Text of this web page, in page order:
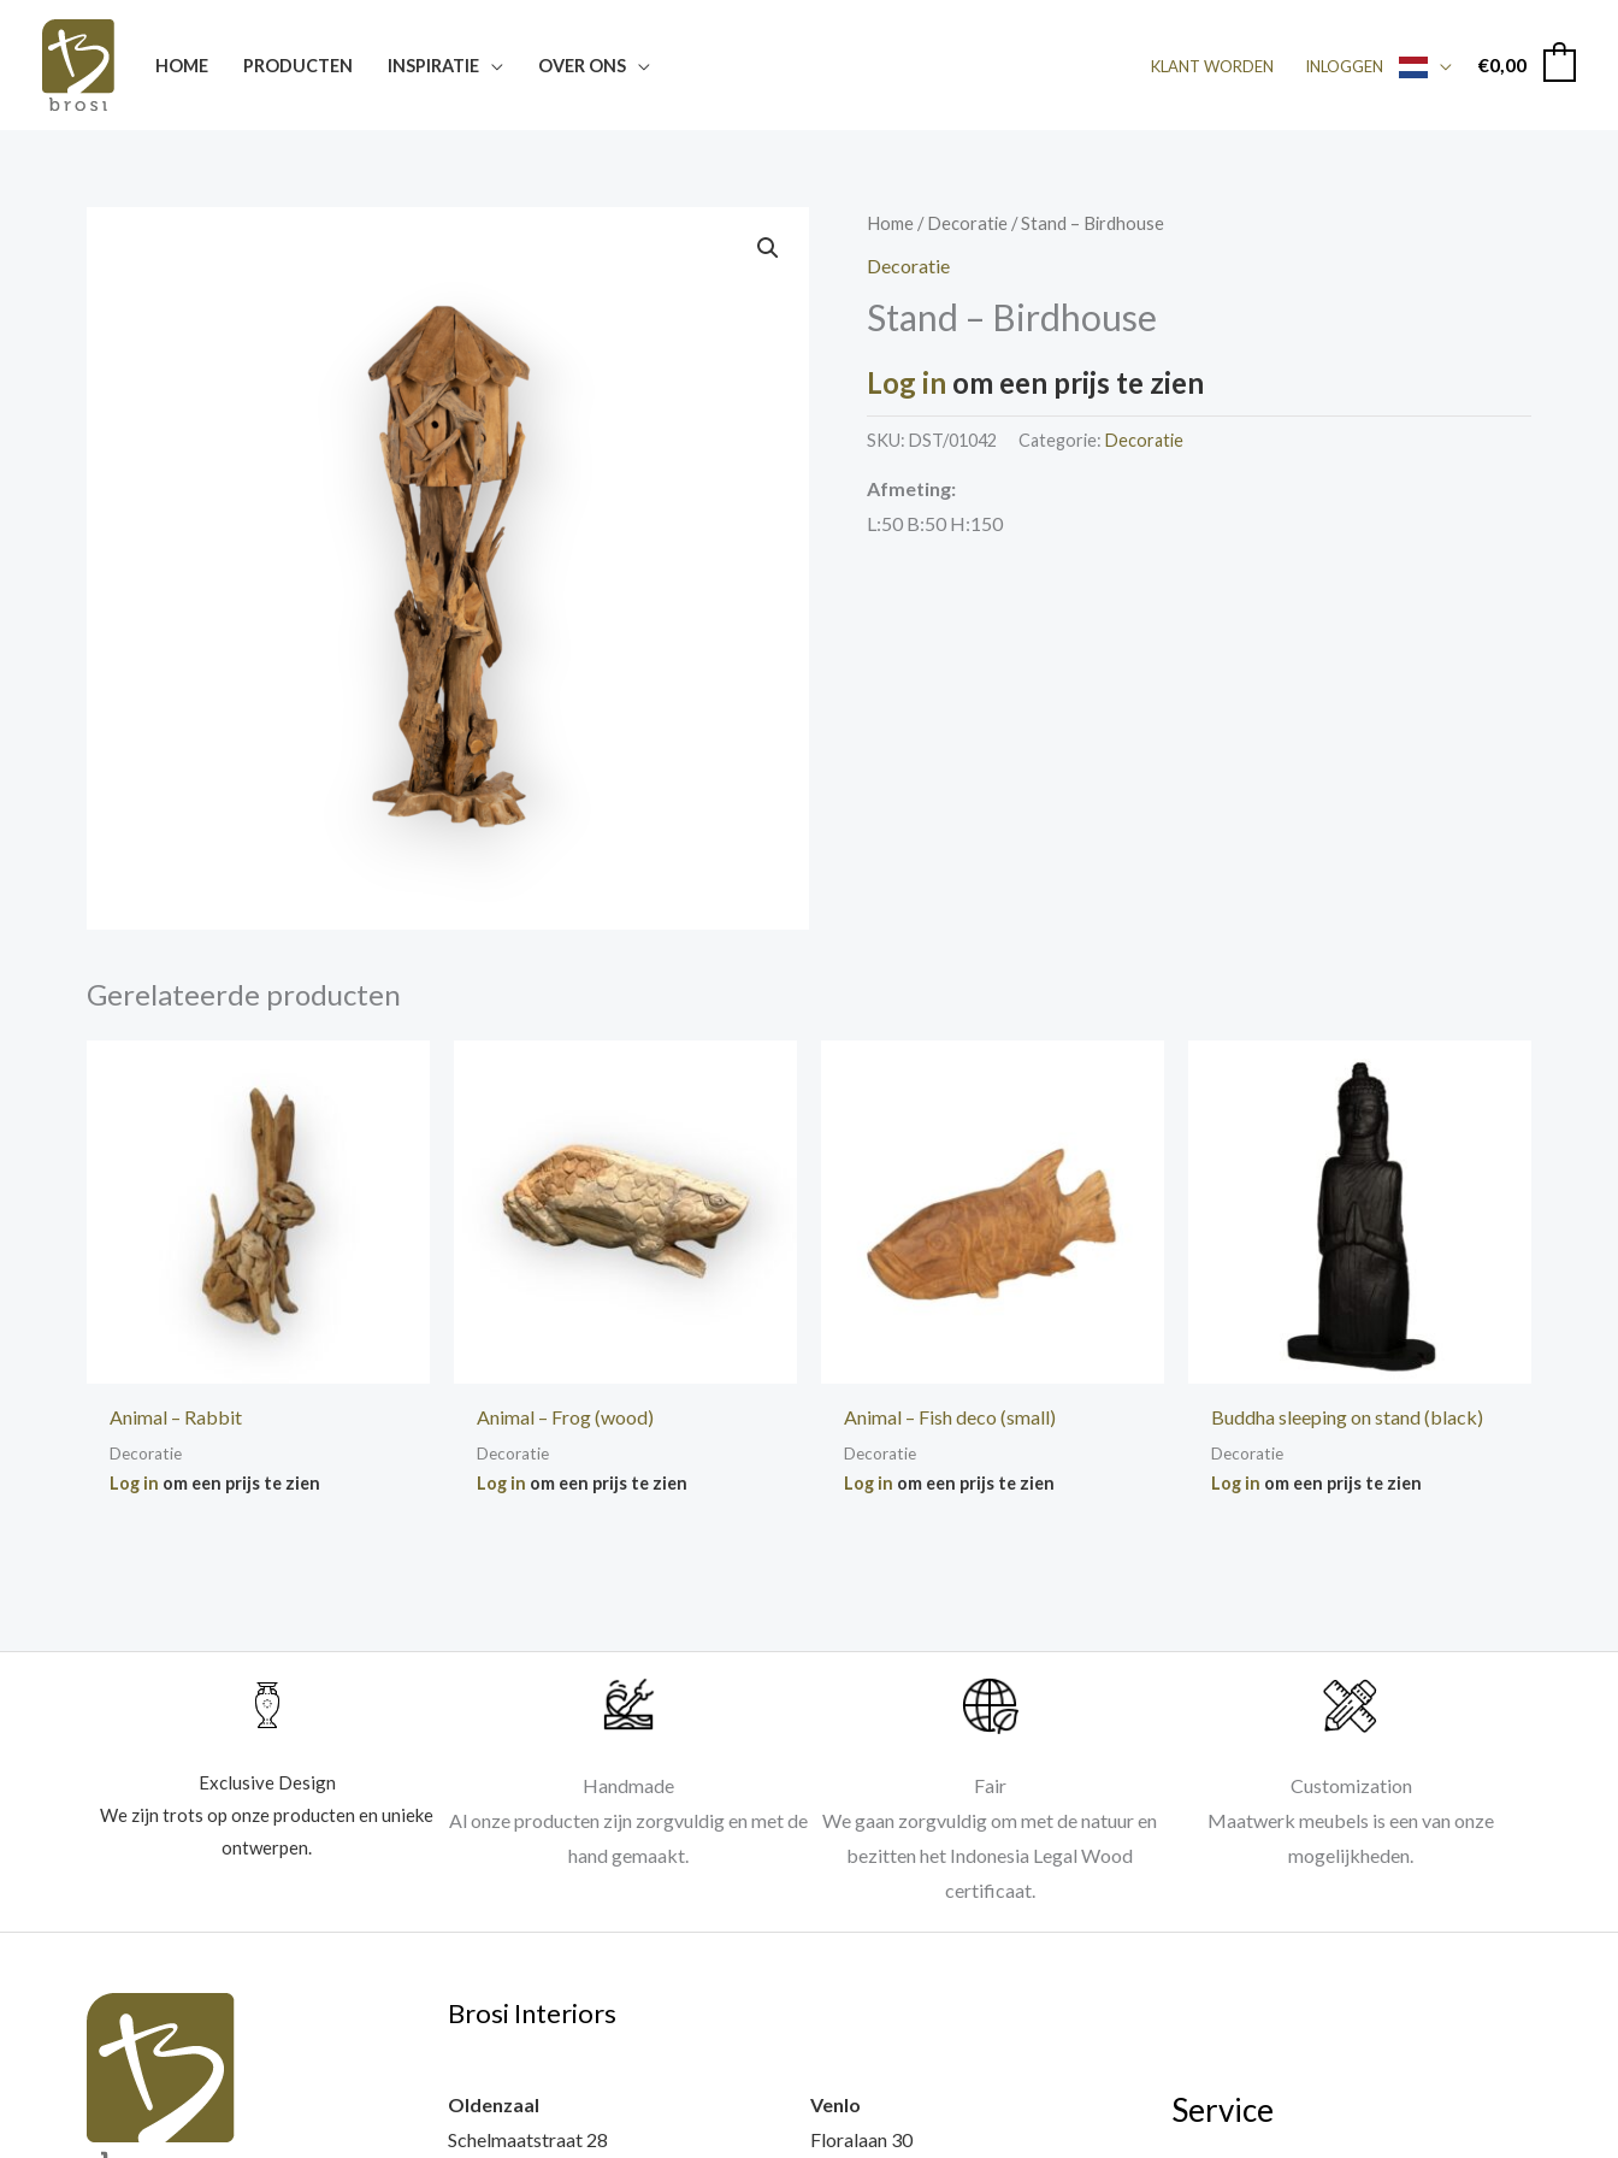
HOME PRODUCTEN INSPIRATIE OVER ONS KLANT WORDEN INLOGGEN €0,00
Home /Decoratie / Stand – Birdhouse
Decoratie
Stand – Birdhouse
Log in om een prijs te zien
SKU: DST/01042 Categorie: Decoratie
Afmeting:
L:50 B:50 H:150
Gerelateerde producten
Animal – Rabbit
Decoratie
Log in om een prijs te zien
Animal – Frog (wood)
Decoratie
Log in om een prijs te zien
Animal – Fish deco (small)
Decoratie
Log in om een prijs te zien
Buddha sleeping on stand (black)
Decoratie
Log in om een prijs te zien
Exclusive Design
We zijn trots op onze producten en unieke
ontwerpen.
Handmade
Al onze producten zijn zorgvuldig en met de
hand gemaakt.
Fair
We gaan zorgvuldig om met de natuur en
bezitten het Indonesia Legal Wood
certificaat.
Customization
Maatwerk meubels is een van onze
mogelijkheden.
Brosi Interiors
Oldenzaal
Schelmaatstraat 28
Venlo
Floralaan 30
Service